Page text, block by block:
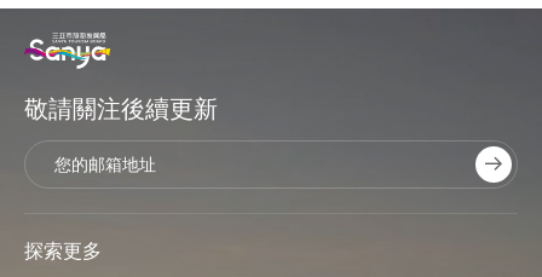
敬請關注後續更新
探索更多